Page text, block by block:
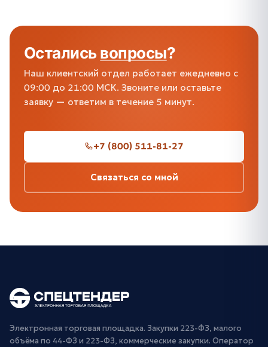
Осталисьвопросы?
Наш клиентский отдел работает ежедневно с
09:00 до 21:00 МСК. Звоните или оставьте
заявку — ответим в течение 5 минут.
+7 (800) 511-81-27
Связаться со мной
Электронная торговая площадка. Закупки 223-ФЗ, малого
объёма по 44-ФЗ и 223-ФЗ, коммерческие закупки. Оператор